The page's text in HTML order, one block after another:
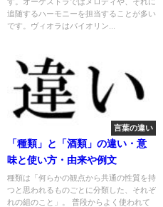
追随するハーモニーを担当することが多い
です。ヴィオラはバイオリン...
言葉の違い
「種類」と「酒類」の違い・意
味と使い方・由来や例文
種類は「何らかの観点から共通の性質を持
つと思われるものごとに分類した、それぞ
れの組のこと」。 普段からよく使われて